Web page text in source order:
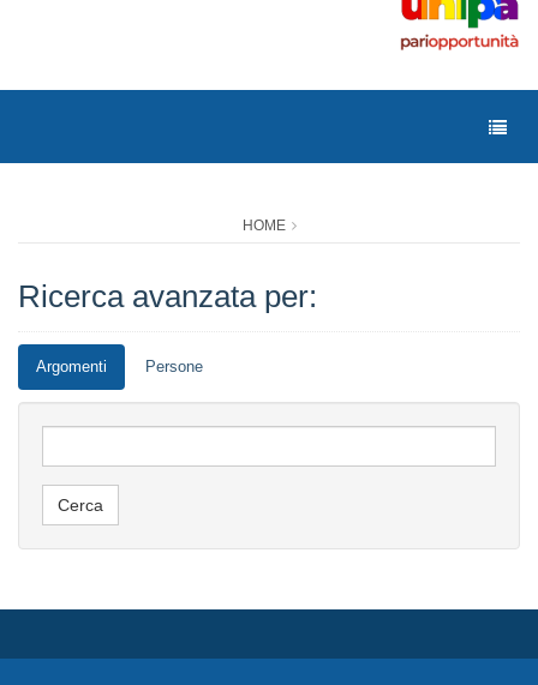
HOME
Ricerca avanzata per:
Argomenti Persone